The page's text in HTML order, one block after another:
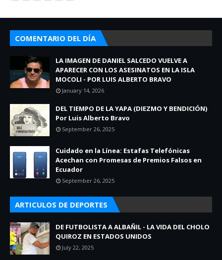
COMENTARIO DEL DÍA
LA IMAGEN DE DANIEL SALCEDO VUELVE A
APARECER CON LOS ASESINATOS EN LA ISLA
MOCOLI - POR LUIS ALBERTO BRAVO
January 14, 2026
DEL TIEMPO DE LA YAPA (DIEZMO Y BENDICIÓN)
Por Luis Alberto Bravo
September 26, 2025
Cuidado en la Línea: Estafas Telefónicas
Acechan con Promesas de Premios Falsos en
Ecuador
September 26, 2025
ARTICULOS DE DEPORTES
DE FUTBOLISTA A ALBAÑIL - LA VIDA DEL CHOLO
QUIROZ EN ESTADOS UNIDOS
July 22, 2025